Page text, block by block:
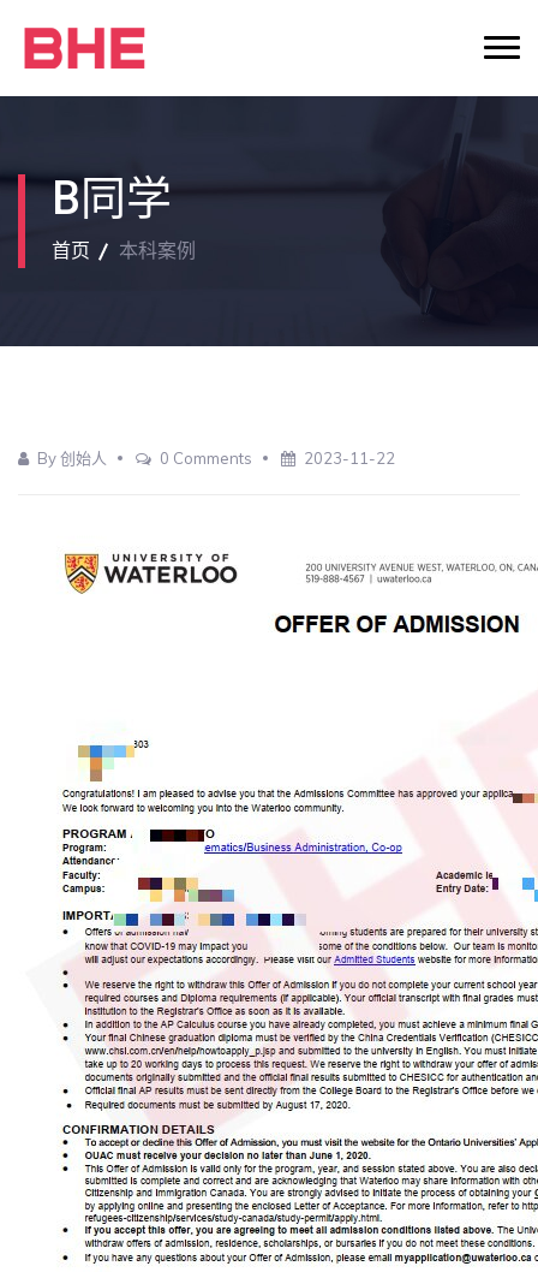
B同学
首页 本科案例
By 创始人 0 Comments 2023-11-22